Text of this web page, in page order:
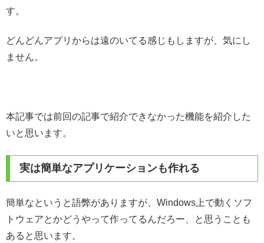
す。
どんどんアプリからは遠のいてる感じもしますが、気にし
ません。
本記事では前回の記事で紹介できなかった機能を紹介した
いと思います。
実は簡単なアプリケーションも作れる
簡単なというと語弊がありますが、Windows上で動くソフ
トウェアとかどうやって作ってるんだろー、と思うことも
あると思います。